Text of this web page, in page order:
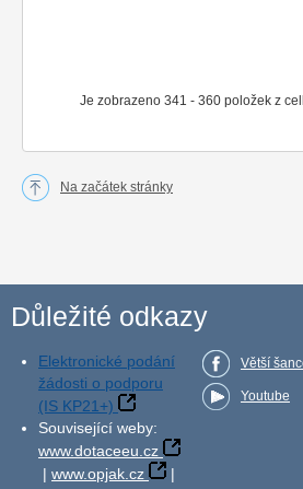
Je zobrazeno 341 - 360 položek z
Na začátek stránky
Důležité odkazy
Elektronické podání
žádosti o podporu
(IS KP21+)
Související weby:
www.dotaceeu.cz
| www.opjak.cz
|
Větší
Youtube